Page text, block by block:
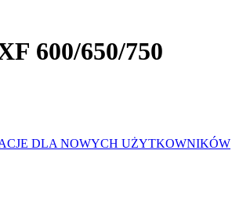
600/650/750
DLA NOWYCH UŻYTKOWNIKÓW